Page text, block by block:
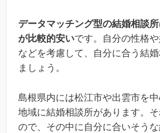
データマッチング型の結婚相談
が比較的安いです。自分の性格
などを考慮して、自分に合う結
ましょう。
島根県内には松江市や出雲市を
地域に結婚相談所があります。
ので、その中に自分に合いそう